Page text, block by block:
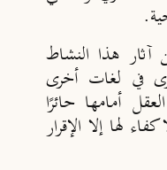
آثار هذا النشاط
في لغات أخرى
أمامها حائرًا
لها إلا الإقرار